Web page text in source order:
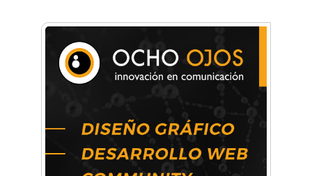
Docentes y directivos se capacitaron sobre
inteligencia artificial para aplicar en las aulas